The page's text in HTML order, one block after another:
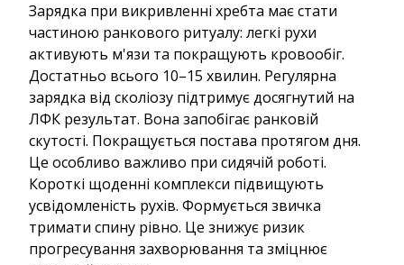
Зарядка при викривленні хребта має стати
частиною ранкового ритуалу: легкі рухи
активують м'язи та покращують кровообіг.
Достатньо всього 10–15 хвилин. Регулярна
зарядка від сколіозу підтримує досягнутий на
ЛФК результат. Вона запобігає ранковій
скутості. Покращується постава протягом дня.
Це особливо важливо при сидячій роботі.
Короткі щоденні комплекси підвищують
усвідомленість рухів. Формується звичка
тримати спину рівно. Це знижує ризик
прогресування захворювання та зміцнює